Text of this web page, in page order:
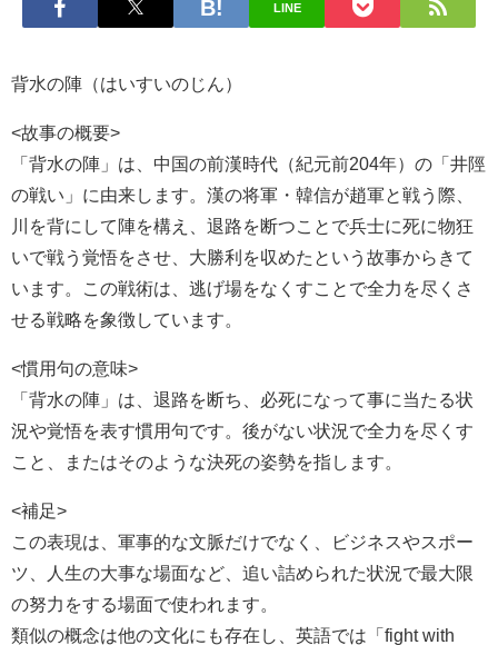
LINE
背水の陣（はいすいのじん）
<故事の概要>
「背水の陣」は、中国の前漢時代（紀元前204年）の「井陘
の戦い」に由来します。漢の将軍・韓信が趙軍と戦う際、
川を背にして陣を構え、退路を断つことで兵士に死に物狂
いで戦う覚悟をさせ、大勝利を収めたという故事からきて
います。この戦術は、逃げ場をなくすことで全力を尽くさ
せる戦略を象徴しています。
<慣用句の意味>
「背水の陣」は、退路を断ち、必死になって事に当たる状
況や覚悟を表す慣用句です。後がない状況で全力を尽くす
こと、またはそのような決死の姿勢を指します。
<補足>
この表現は、軍事的な文脈だけでなく、ビジネスやスポー
ツ、人生の大事な場面など、追い詰められた状況で最大限
の努力をする場面で使われます。
類似の概念は他の文化にも存在し、英語では「fight with